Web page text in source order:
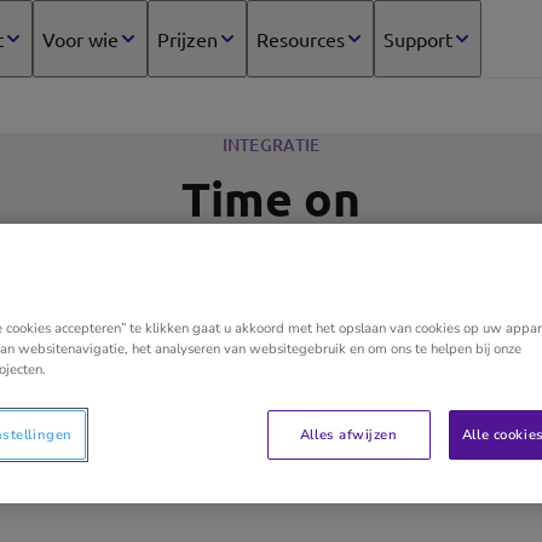
Voor wie Prijzen Resources Support
Time on
INTEGRATIE
on
om uren, kilometers en onkosten te
projectbudgetten en nog te factureren posten.
cookies accepteren” te klikken gaat u akkoord met het opslaan van cookies op uw
websitenavigatie, het analyseren van websitegebruik en om ons te helpen bij onze
Alles afwijzen Alle